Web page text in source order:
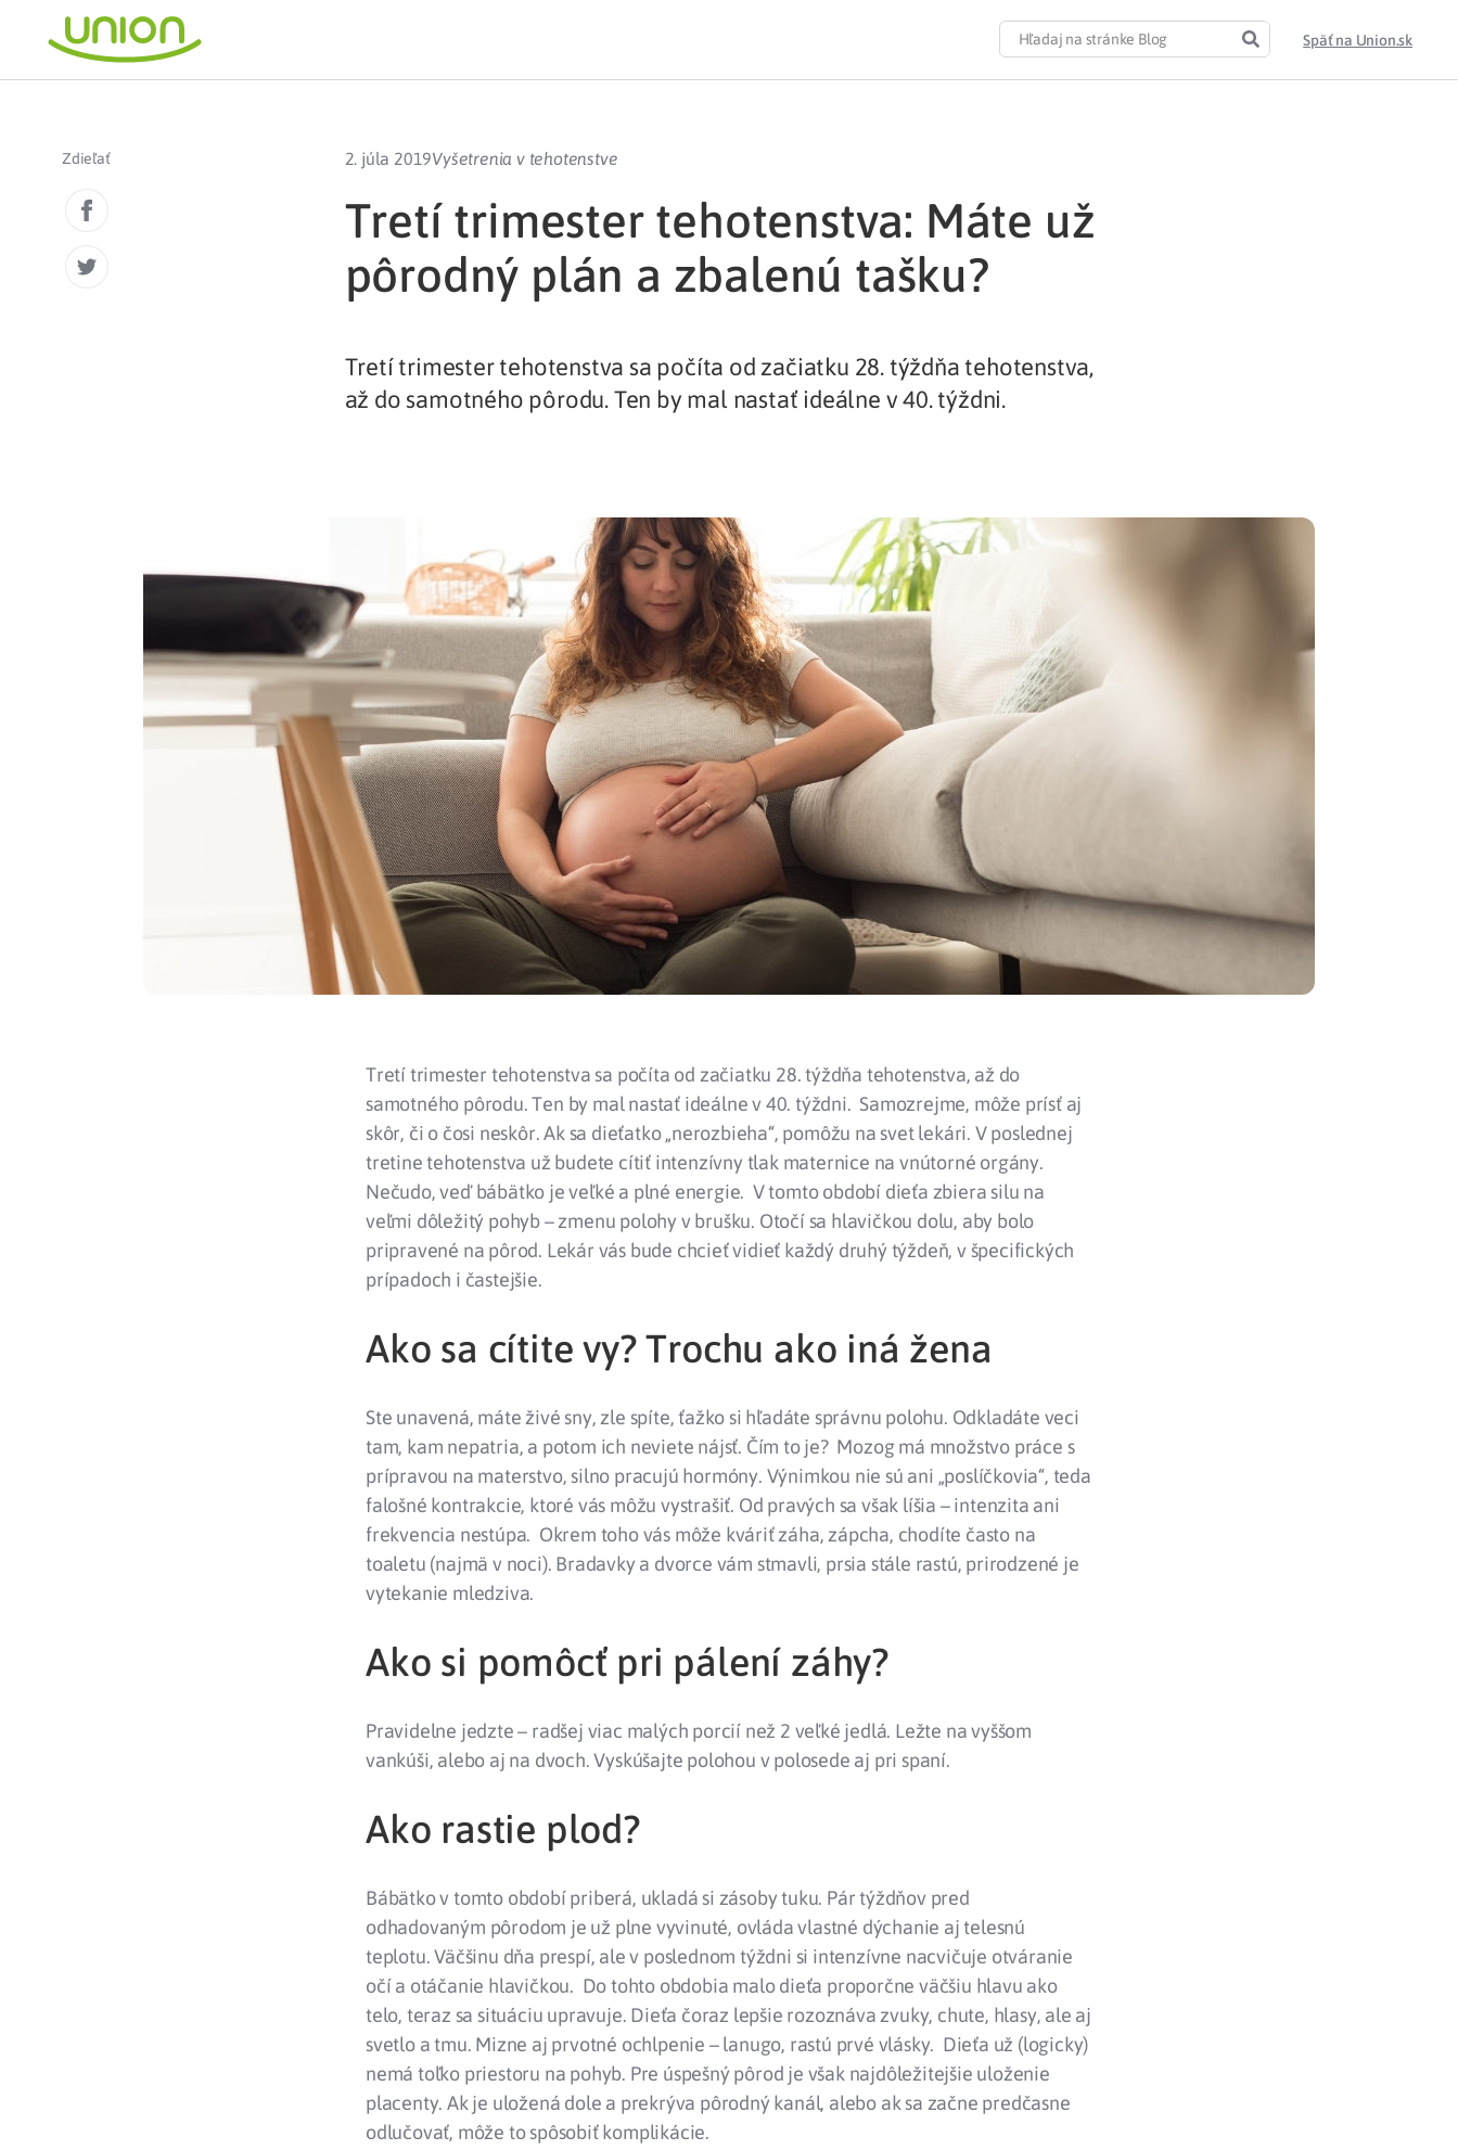
Späť na Union.sk
Zdieľať 2. júla 2019Vyšetrenia v tehotenstve
Tretí trimester tehotenstva: Máte už
pôrodný plán a zbalenú tašku?
Tretí trimester tehotenstva sa počíta od začiatku 28. týždňa tehotenstva,
až do samotného pôrodu. Ten by mal nastať ideálne v 40. týždni.
Tretí trimester tehotenstva sa počíta od začiatku 28. týždňa tehotenstva, až do
samotného pôrodu. Ten by mal nastať ideálne v 40. týždni. Samozrejme, môže prísť aj
skôr, či o čosi neskôr. Ak sa dieťatko „nerozbieha“, pomôžu na svet lekári. V poslednej
tretine tehotenstva už budete cítiť intenzívny tlak maternice na vnútorné orgány.
Nečudo, veď bábätko je veľké a plné energie. V tomto období dieťa zbiera silu na
veľmi dôležitý pohyb – zmenu polohy v brušku. Otočí sa hlavičkou dolu, aby bolo
pripravené na pôrod. Lekár vás bude chcieť vidieť každý druhý týždeň, v špecifických
prípadoch i častejšie.
Ako sa cítite vy? Trochu ako iná žena
Ste unavená, máte živé sny, zle spíte, ťažko si hľadáte správnu polohu. Odkladáte veci
tam, kam nepatria, a potom ich neviete nájsť. Čím to je? Mozog má množstvo práce s
prípravou na materstvo, silno pracujú hormóny. Výnimkou nie sú ani „poslíčkovia“, teda
falošné kontrakcie, ktoré vás môžu vystrašiť. Od pravých sa však líšia – intenzita ani
frekvencia nestúpa. Okrem toho vás môže kváriť záha, zápcha, chodíte často na
toaletu (najmä v noci). Bradavky a dvorce vám stmavli, prsia stále rastú, prirodzené je
vytekanie mledziva.
Ako si pomôcť pri pálení záhy?
Pravidelne jedzte – radšej viac malých porcií než 2 veľké jedlá. Ležte na vyššom
vankúši, alebo aj na dvoch. Vyskúšajte polohou v polosede aj pri spaní.
Ako rastie plod?
Bábätko v tomto období priberá, ukladá si zásoby tuku. Pár týždňov pred
odhadovaným pôrodom je už plne vyvinuté, ovláda vlastné dýchanie aj telesnú
teplotu. Väčšinu dňa prespí, ale v poslednom týždni si intenzívne nacvičuje otváranie
očí a otáčanie hlavičkou. Do tohto obdobia malo dieťa proporčne väčšiu hlavu ako
telo, teraz sa situáciu upravuje. Dieťa čoraz lepšie rozoznáva zvuky, chute, hlasy, ale aj
svetlo a tmu. Mizne aj prvotné ochlpenie – lanugo, rastú prvé vlásky. Dieťa už (logicky)
nemá toľko priestoru na pohyb. Pre úspešný pôrod je však najdôležitejšie uloženie
placenty. Ak je uložená dole a prekrýva pôrodný kanál, alebo ak sa začne predčasne
odlučovať, môže to spôsobiť komplikácie.